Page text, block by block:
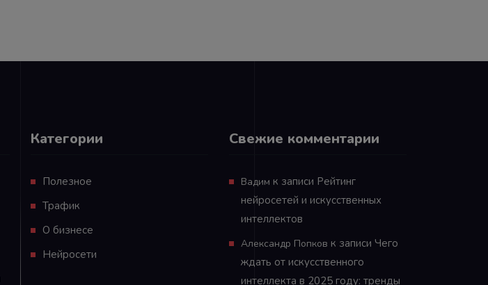
Категории
Полезное
Трафик
О бизнесе
Нейросети
Свежие комментарии
Вадим к записи Рейтинг
нейросетей и искусственных
интеллектов
Александр Попков к записи Чего
ждать от искусственного
интеллекта в 2025 году: тренды